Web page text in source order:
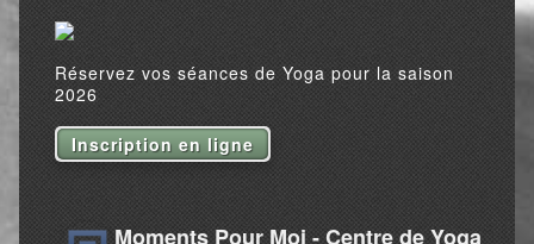
Réservez vos séances de Yoga pour la saison
2026
Inscription en ligne
Moments Pour Moi - Centre de Yoga